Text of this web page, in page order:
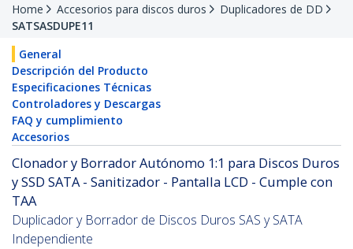
Home Accesorios para discos duros
Duplicadores de DD
SATSASDUPE11
General
Descripción del Producto
Especificaciones Técnicas
Controladores y Descargas
FAQ y cumplimiento
Accesorios
Clonador y Borrador Autónomo 1:1 para Discos Duros
y SSD SATA - Sanitizador - Pantalla LCD - Cumple con
TAA
Duplicador y Borrador de Discos Duros SAS y SATA
Independiente